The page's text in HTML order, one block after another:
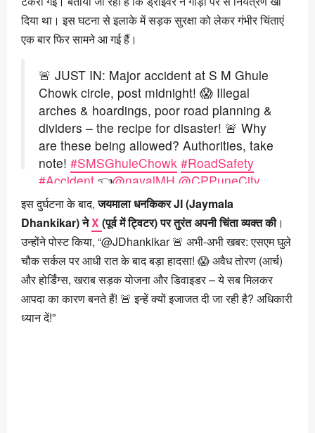
दिया था। इस घटना से इलाके में सड़क सुरक्षा को लेकर गंभीर चिंताएं
एक बार फिर सामने आ गई हैं।
🚨 JUST IN: Major accident at S M Ghule
Chowk circle, post midnight! 😱 Illegal
arches & hoardings, poor road planning &
dividers – the recipe for disaster! 🚨 Why
are these being allowed? Authorities, take
note! #SMSGhuleChowk #RoadSafety
#Accident 👈@navalMH @CPPuneCity
pic.twitter.com/QkokTahfkl
— Jaymala Dhankikar (@JDhankikar)
February 11, 2026
इस दुर्घटना के बाद,जयमाला धनकिकर JI (Jaymala
Dhankikar) नेX(पूर्व में ट्विटर) पर तुरंत अपनी चिंता व्यक्त की।
उन्होंने पोस्ट किया, “@JDhankikar 🚨 अभी-अभी खबर: एसएम घुले
चौक सर्कल पर आधी रात के बाद बड़ा हादसा! 😱 अवैध तोरण (आर्च)
और होर्डिंग्स, खराब सड़क योजना और डिवाइडर – ये सब मिलकर
आपदा का कारण बनते हैं! 🚨 इन्हें क्यों इजाजत दी जा रही है? अधिकारी
ध्यान दें!”